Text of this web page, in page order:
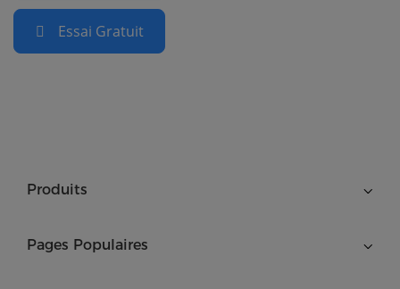
Essai Gratuit
Produits
Pages Populaires